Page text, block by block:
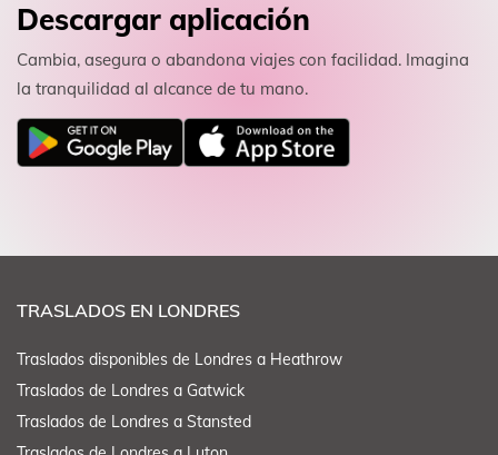
Descargar aplicación
Cambia, asegura o abandona viajes con facilidad. Imagina
la tranquilidad al alcance de tu mano.
TRASLADOS EN LONDRES
Traslados disponibles de Londres a Heathrow
Traslados de Londres a Gatwick
Traslados de Londres a Stansted